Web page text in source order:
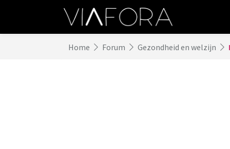
Home Forum Gezondheid en welzijn